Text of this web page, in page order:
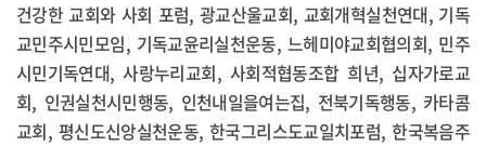
건강한 교회와 사회 포럼, 광교산울교회, 교회개혁실천연대, 기독
교민주시민모임, 기독교윤리실천운동, 느헤미야교회협의회, 민주
시민기독연대, 사랑누리교회, 사회적협동조합 희년, 십자가로교
회, 인권실천시민행동, 인천내일을여는집, 전북기독행동, 카타콤
교회, 평신도신앙실천운동, 한국그리스도교일치포럼, 한국복음주